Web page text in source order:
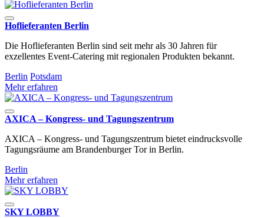
Hoflieferanten Berlin
Die Hoflieferanten Berlin sind seit mehr als 30 Jahren für
exzellentes Event-Catering mit regionalen Produkten bekannt.
Berlin Potsdam
Mehr erfahren
AXICA – Kongress- und Tagungszentrum
AXICA – Kongress- und Tagungszentrum bietet eindrucksvolle
Tagungsräume am Brandenburger Tor in Berlin.
Berlin
Mehr erfahren
SKY LOBBY